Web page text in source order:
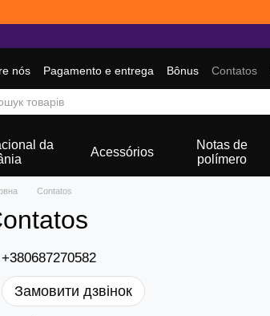
nós Pagamento e entrega Bônus Contatos
da
Acessórios
Notas de
polímero
Contatos
+380687270582
Замовити дзвінок